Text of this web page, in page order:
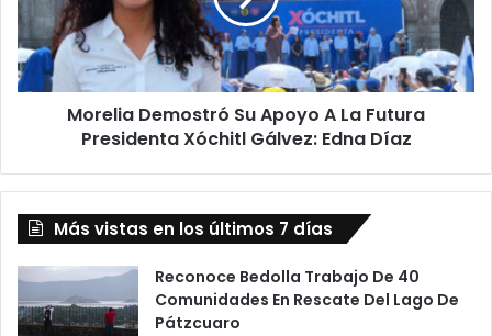
La
Futura
Presidenta
Xóchitl
Morelia Demostró Su Apoyo A La Futura
Presidenta Xóchitl Gálvez: Edna Díaz
Más vistas en los últimos 7 días
Reconoce Bedolla Trabajo De 40
Comunidades En Rescate Del Lago De
Pátzcuaro